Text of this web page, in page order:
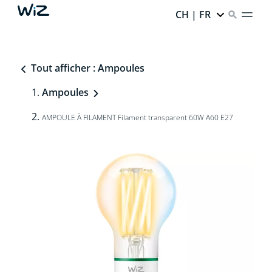
CH | FR
Tout afficher : Ampoules
Ampoules
AMPOULE À FILAMENT Filament transparent 60W A60 E27